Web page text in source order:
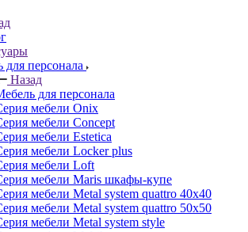
для персонала
Назад
для персонала
мебели Onix
мебели Concept
мебели Estetica
мебели Locker plus
мебели Loft
мебели Maris шкафы-купе
мебели Metal system quattro 40x40
мебели Metal system quattro 50x50
мебели Metal system style